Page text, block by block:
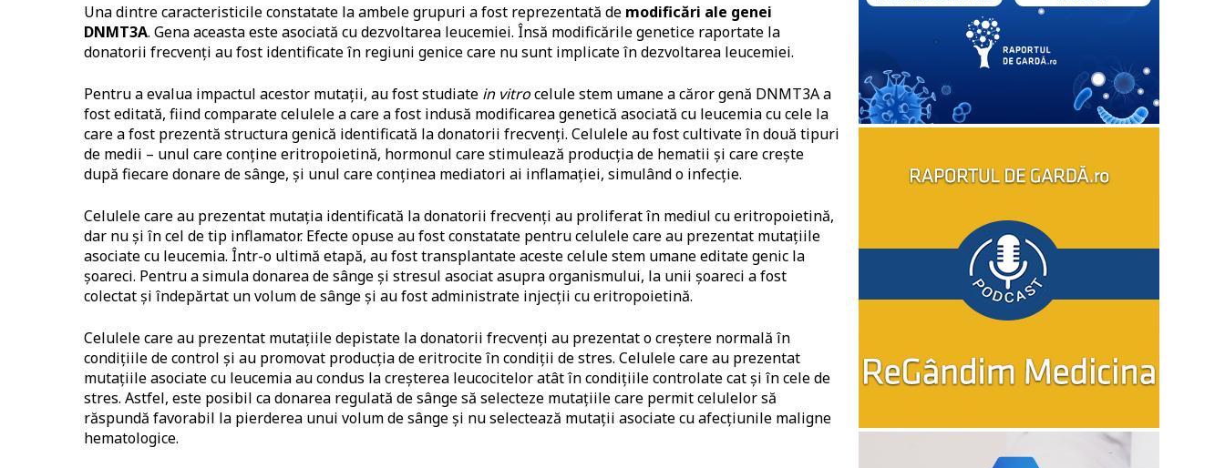
Una dintre caracteristicile constatate la ambele grupuri a fost reprezentată de modificări ale genei
DNMT3A. Gena aceasta este asociată cu dezvoltarea leucemiei. Însă modificările genetice raportate la
donatorii frecvenți au fost identificate în regiuni genice care nu sunt implicate în dezvoltarea leucemiei.
Pentru a evalua impactul acestor mutații, au fost studiate in vitrocelule stem umane a căror genă DNMT3A a
fost editată, fiind comparate celulele a care a fost indusă modificarea genetică asociată cu leucemia cu cele la
care a fost prezentă structura genică identificată la donatorii frecvenți. Celulele au fost cultivate în două tipuri
de medii – unul care conține eritropoietină, hormonul care stimulează producția de hematii și care crește
după fiecare donare de sânge, și unul care conținea mediatori ai inflamației, simulând o infecție.
Celulele care au prezentat mutația identificată la donatorii frecvenți au proliferat în mediul cu eritropoietină,
dar nu și în cel de tip inflamator. Efecte opuse au fost constatate pentru celulele care au prezentat mutațiile
asociate cu leucemia. Într-o ultimă etapă, au fost transplantate aceste celule stem umane editate genic la
șoareci. Pentru a simula donarea de sânge și stresul asociat asupra organismului, la unii șoareci a fost
colectat și îndepărtat un volum de sânge și au fost administrate injecții cu eritropoietină.
Celulele care au prezentat mutațiile depistate la donatorii frecvenți au prezentat o creștere normală în
condițiile de control și au promovat producția de eritrocite în condiții de stres. Celulele care au prezentat
mutațiile asociate cu leucemia au condus la creșterea leucocitelor atât în condițiile controlate cat și în cele de
stres. Astfel, este posibil ca donarea regulată de sânge să selecteze mutațiile care permit celulelor să
răspundă favorabil la pierderea unui volum de sânge și nu selectează mutații asociate cu afecțiunile maligne
hematologice.